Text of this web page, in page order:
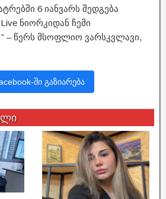
6 იანვარს შედგება
ნიორკიდან ჩემი
– წერს მსოფლიო ვარსკვლავი,
ში გაზიარება